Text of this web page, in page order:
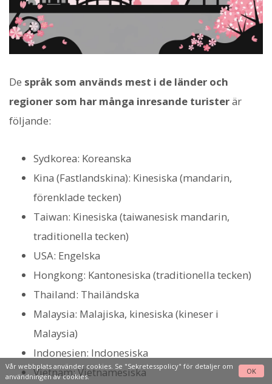
De språk som används mest i de länder och
regioner som har många inresande turisterär
följande:
Sydkorea: Koreanska
Kina (Fastlandskina): Kinesiska (mandarin,
förenklade tecken)
Taiwan: Kinesiska (taiwanesisk mandarin,
traditionella tecken)
USA: Engelska
Hongkong: Kantonesiska (traditionella tecken)
Thailand: Thailändska
Malaysia: Malajiska, kinesiska (kineser i
Malaysia)
Indonesien: Indonesiska
Vietnam: Vietnamesiska
Vår webbplats använder cookies. Se "Sekretesspolicy" för detaljer om
användningen av cookies.
OK